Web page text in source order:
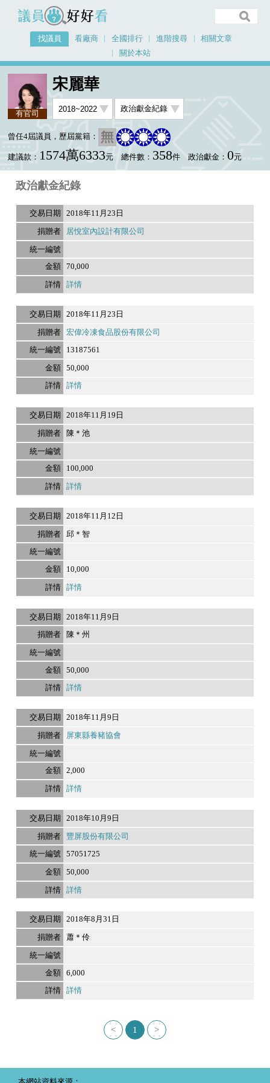
議員好好看
找議員 看廠商 全國排行 進階搜尋
相關文章
關於本站
首頁 找議員 宋麗華
有官司
宋麗華
曾任4屆議員，歷屆黨籍：
建議款： 1574萬6333元 總件數： 358件 政治獻金： 0元
政治獻金紀錄
2018年11月23日
居悅室內設計有限公司
70,000
詳情
2018年11月23日
宏偉冷凍食品股份有限公司
13187561
50,000
詳情
2018年11月19日
陳＊池
100,000
詳情
2018年11月12日
邱＊智
10,000
詳情
2018年11月9日
陳＊州
50,000
詳情
2018年11月9日
屏東縣養豬協會
2,000
詳情
2018年10月9日
豐屏股份有限公司
57051725
50,000
詳情
2018年8月31日
蕭＊伶
6,000
詳情
< 1 >